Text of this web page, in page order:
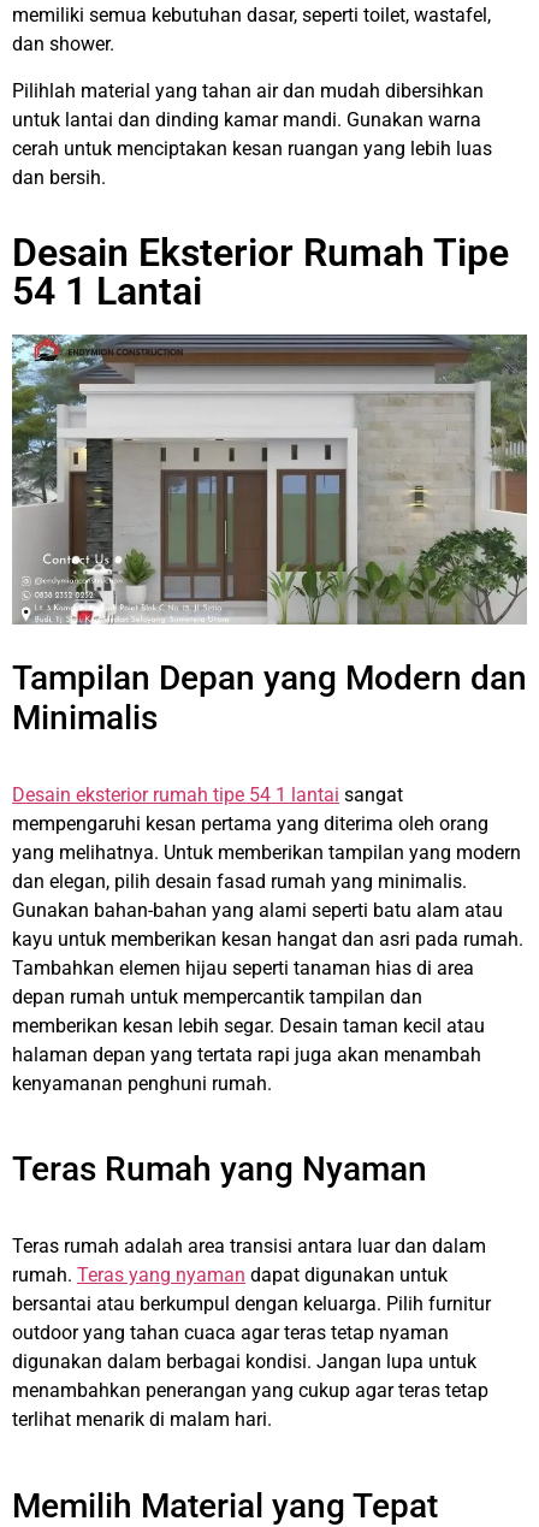
memiliki semua kebutuhan dasar, seperti toilet, wastafel,
dan shower.
Pilihlah material yang tahan air dan mudah dibersihkan
untuk lantai dan dinding kamar mandi. Gunakan warna
cerah untuk menciptakan kesan ruangan yang lebih luas
dan bersih.
Desain Eksterior Rumah Tipe
54 1 Lantai
Tampilan Depan yang Modern dan
Minimalis
Desain eksterior rumah tipe 54 1 lantai sangat
mempengaruhi kesan pertama yang diterima oleh orang
yang melihatnya. Untuk memberikan tampilan yang modern
dan elegan, pilih desain fasad rumah yang minimalis.
Gunakan bahan-bahan yang alami seperti batu alam atau
kayu untuk memberikan kesan hangat dan asri pada rumah.
Tambahkan elemen hijau seperti tanaman hias di area
depan rumah untuk mempercantik tampilan dan
memberikan kesan lebih segar. Desain taman kecil atau
halaman depan yang tertata rapi juga akan menambah
kenyamanan penghuni rumah.
Teras Rumah yang Nyaman
Teras rumah adalah area transisi antara luar dan dalam
rumah. Teras yang nyaman dapat digunakan untuk
bersantai atau berkumpul dengan keluarga. Pilih furnitur
outdoor yang tahan cuaca agar teras tetap nyaman
digunakan dalam berbagai kondisi. Jangan lupa untuk
menambahkan penerangan yang cukup agar teras tetap
terlihat menarik di malam hari.
Memilih Material yang Tepat